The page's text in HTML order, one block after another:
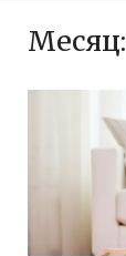
Месяц: